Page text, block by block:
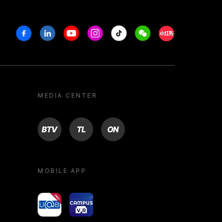
FacebookLinkedinYoutubeInstagram
Tiktok WeechatXiaohongshu/
MEDIA CENTER
BTV TL ON
MOBILE APP
yoU@B Campus VR